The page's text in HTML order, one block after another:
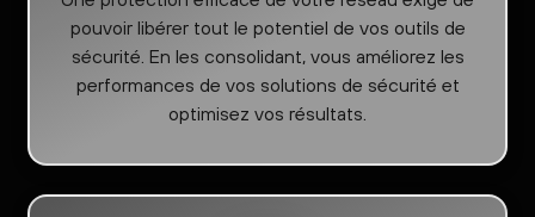
pouvoir libérer tout le potentiel de vos outils de
sécurité. En les consolidant, vous améliorez les
performances de vos solutions de sécurité et
optimisez vos résultats.